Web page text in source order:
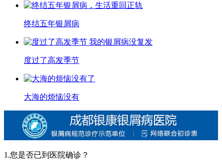
终结五年银屑病
度过了高发季节
大海的烦恼没有
1.您是否已到医院确诊？